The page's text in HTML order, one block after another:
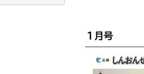
１月号